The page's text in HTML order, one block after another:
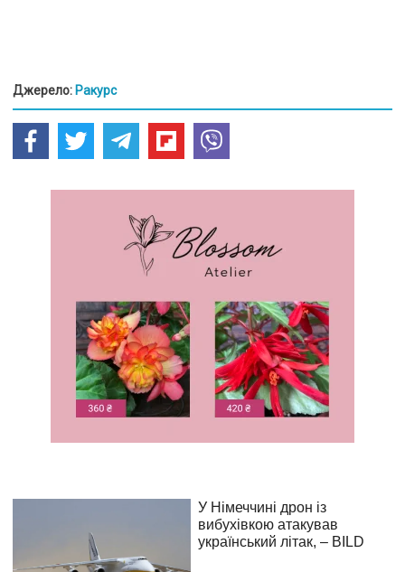
Джерело: Ракурс